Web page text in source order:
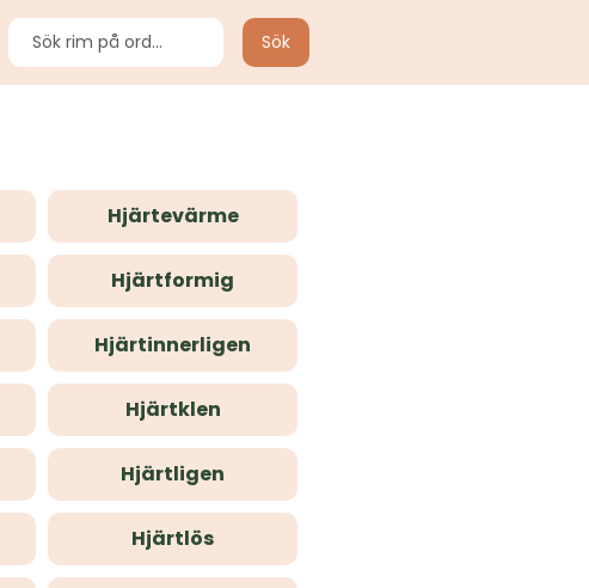
Sök
Hjärtevärme
Hjärtformig
Hjärtinnerligen
Hjärtklen
Hjärtligen
Hjärtlös